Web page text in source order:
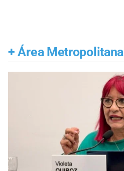
+ Área Metropolitana